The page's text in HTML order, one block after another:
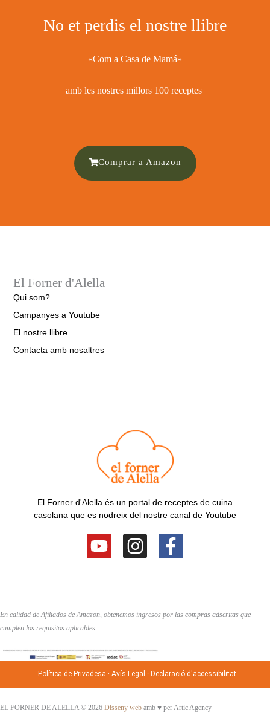
No et perdis el nostre llibre
«Com a Casa de Mamá»
amb les nostres millors 100 receptes ​
Comprar a Amazon
El Forner d'Alella és un portal de receptes de cuina
casolana que es nodreix del nostre canal de Youtube
Y
o
u
e
I
n
a
r
a
m
F
a
b
k
-
El Forner d'Alella
Qui som?
Campanyes a Youtube
El nostre llibre
Contacta amb nosaltres
En calidad de Afiliados de Amazon, obtenemos ingresos por las compras adscritas que
cumplen los requisitos aplicables
Política de Privadesa · Avís Legal · Declaració d'accessibilitat
EL FORNER DE ALELLA © 2026 Disseny web amb ♥️ per Artic Agency